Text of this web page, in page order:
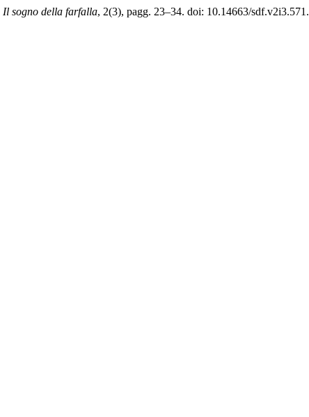
Il sogno della farfalla, 2(3), pagg. 23–34. doi: 10.14663/sdf.v2i3.571.